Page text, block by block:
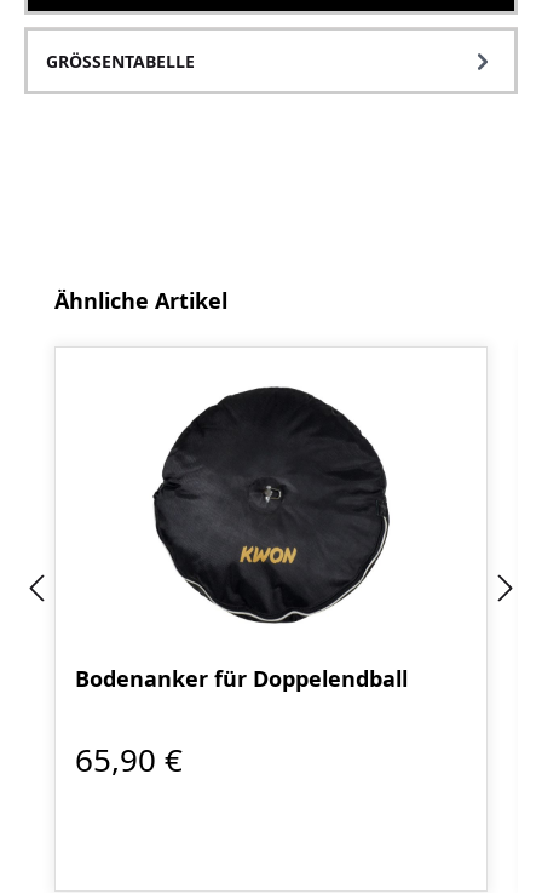
GRÖSSENTABELLE
Produktgalerie überspringen
Ähnliche Artikel
Bodenanker für Doppelendball
65,90 €